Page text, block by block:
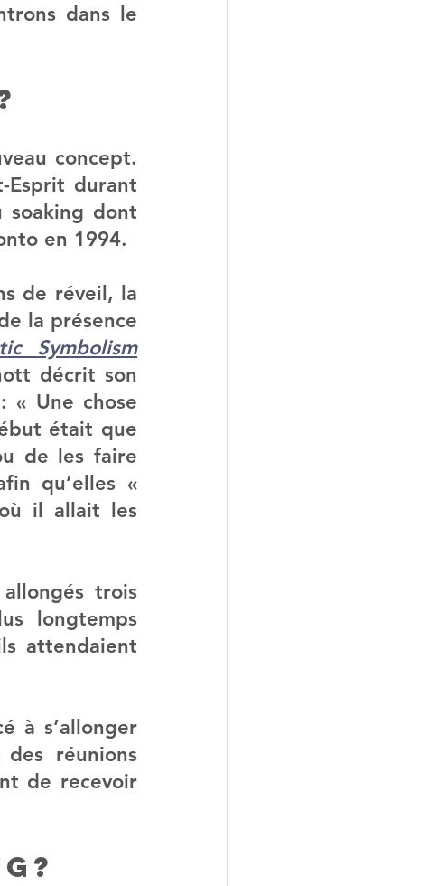
dans le
concept.
Esprit durant
soaking dont
en 1994.
de réveil, la
la présence
Symbolism
décrit son
« Une chose
était que
de les faire
qu’elles «
il allait les
trois
longtemps
attendaient
à s’allonger
réunions
de recevoir